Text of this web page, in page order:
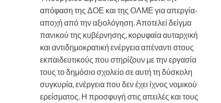
απόφαση της ΔΟΕ και της ΟΛΜΕ για απεργία-
αποχή από την αξιολόγηση. Αποτελεί δείγμα
πανικού της κυβέρνησης, κορυφαία αυταρχική
και αντιδημοκρατική ενέργεια απέναντι στους
εκπαιδευτικούς που στηρίζουν με την εργασία
τους το δημόσιο σχολείο σε αυτή τη δύσκολη
συγκυρία, ενέργεια που δεν έχει ίχνος νομικού
ερείσματος. Η προσφυγή στις απειλές και τους